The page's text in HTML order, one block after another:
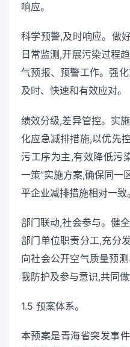
响应。
科学预警,及时响应。做
日常监测,开展污染过程
气预报、预警工作。强
及时、快速和有效应对。
绩效分级,差异管控。实
化应急减排措施,以优先
污工序为主,有效降低污
一策”实施方案,确保同一
平企业减排措施相对一致。
部门联动,社会参与。健
部门单位职责分工,充分
向社会公开空气质量预
我防护及参与意识,共同
1.5 预案体系。
本预案是青海省突发事